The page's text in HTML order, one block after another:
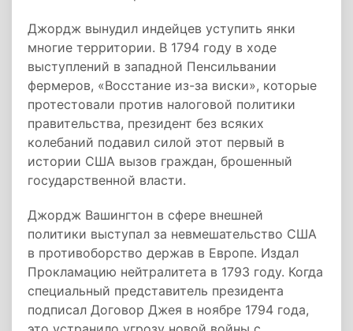
Джордж вынудил индейцев уступить янки
многие территории. В 1794 году в ходе
выступлений в западной Пенсильвании
фермеров, «Восстание из-за виски», которые
протестовали против налоговой политики
правительства, президент без всяких
колебаний подавил силой этот первый в
истории США вызов граждан, брошенный
государственной власти.
Джордж Вашингтон в сфере внешней
политики выступал за невмешательство США
в противоборство держав в Европе. Издал
Прокламацию нейтралитета в 1793 году. Когда
специальный представитель президента
подписал Договор Джея в ноябре 1794 года,